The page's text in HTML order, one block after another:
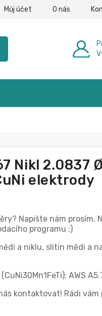
Můj účet O nás
Nikl 2.0837
elektrody
Napište nám prosím.
programu :)
a niklu, slitin mědi a
AWS
kontaktovat! Rádi vám